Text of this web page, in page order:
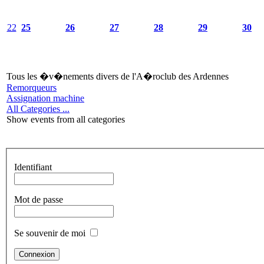
22 25 26 27 28 29 30
Tous les �v�nements divers de l'A�roclub des Ardennes
Remorqueurs
Assignation machine
All Categories ...
Show events from all categories
Identifiant
Mot de passe
Se souvenir de moi